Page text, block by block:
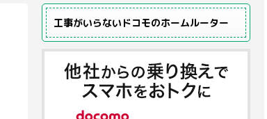
工事がいらないドコモのホームルーター